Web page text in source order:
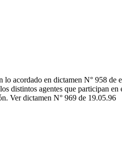
acordado en dictamen N° 958 de
distintos agentes que participan
Ver dictamen N° 969 de 19.05.96